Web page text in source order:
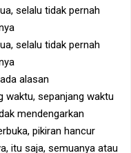
selalu tidak pernah
selalu tidak pernah
alasan
waktu, sepanjang waktu
mendengarkan
pikiran hancur
itu saja, semuanya atau